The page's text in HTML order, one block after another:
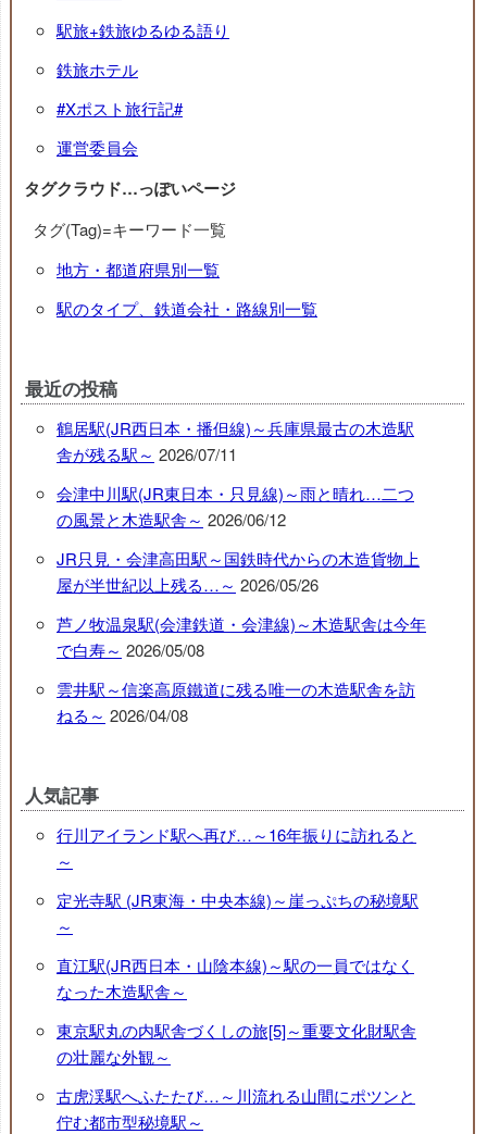
駅旅+鉄旅ゆるゆる語り
鉄旅ホテル
#Xポスト旅行記#
運営委員会
タグクラウド…っぽいページ
タグ(Tag)=キーワード一覧
地方・都道府県別一覧
駅のタイプ、鉄道会社・路線別一覧
最近の投稿
鶴居駅(JR西日本・播但線)～兵庫県最古の木造駅
舎が残る駅～ 2026/07/11
会津中川駅(JR東日本・只見線)～雨と晴れ…二つ
の風景と木造駅舎～ 2026/06/12
JR只見・会津高田駅～国鉄時代からの木造貨物上
屋が半世紀以上残る…～ 2026/05/26
芦ノ牧温泉駅(会津鉄道・会津線)～木造駅舎は今年
で白寿～ 2026/05/08
雲井駅～信楽高原鐵道に残る唯一の木造駅舎を訪
ねる～ 2026/04/08
人気記事
行川アイランド駅へ再び…～16年振りに訪れると
～
定光寺駅 (JR東海・中央本線)～崖っぷちの秘境駅
～
直江駅(JR西日本・山陰本線)～駅の一員ではなく
なった木造駅舎～
東京駅丸の内駅舎づくしの旅[5]～重要文化財駅舎
の壮麗な外観～
古虎渓駅へふたたび…～川流れる山間にポツンと
佇む都市型秘境駅～